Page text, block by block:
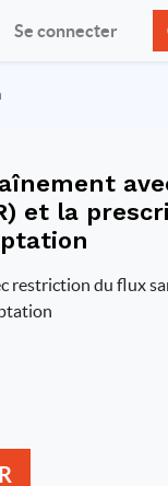
Se connecter
et la
restriction du flux